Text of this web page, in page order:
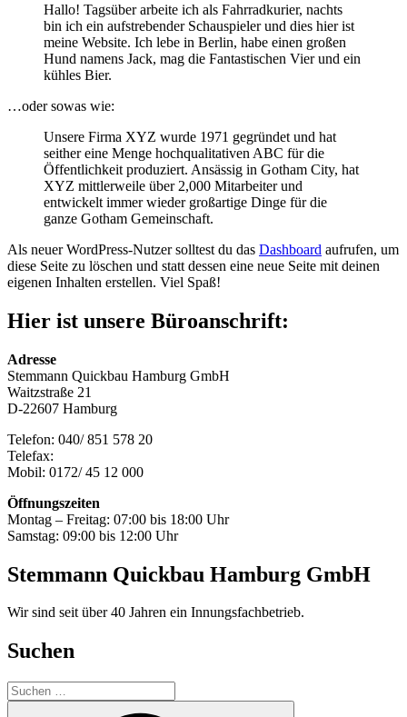
Hallo! Tagsüber arbeite ich als Fahrradkurier, nachts
bin ich ein aufstrebender Schauspieler und dies hier ist
meine Website. Ich lebe in Berlin, habe einen großen
Hund namens Jack, mag die Fantastischen Vier und ein
kühles Bier.
…oder sowas wie:
Unsere Firma XYZ wurde 1971 gegründet und hat
seither eine Menge hochqualitativen ABC für die
Öffentlichkeit produziert. Ansässig in Gotham City, hat
XYZ mittlerweile über 2,000 Mitarbeiter und
entwickelt immer wieder großartige Dinge für die
ganze Gotham Gemeinschaft.
Als neuer WordPress-Nutzer solltest du das Dashboard aufrufen, um
diese Seite zu löschen und statt dessen eine neue Seite mit deinen
eigenen Inhalten erstellen. Viel Spaß!
Hier ist unsere Büroanschrift:
Adresse
Stemmann Quickbau Hamburg GmbH
Waitzstraße 21
D-22607 Hamburg
Telefon: 040/ 851 578 20
Telefax:
Mobil: 0172/ 45 12 000
Öffnungszeiten
Montag – Freitag: 07:00 bis 18:00 Uhr
Samstag: 09:00 bis 12:00 Uhr
Stemmann Quickbau Hamburg GmbH
Wir sind seit über 40 Jahren ein Innungsfachbetrieb.
Suchen
Suchen
nach: